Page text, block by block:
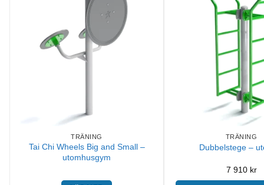
TRÄNING
Tai Chi Wheels Big and Small –
utomhusgym
TRÄNING
Dubbelstege –
7 910 kr